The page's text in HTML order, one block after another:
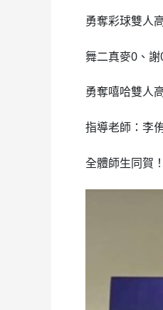
勇奪彩球雙人
舞二真麥0、
勇奪嘻哈雙人
指導老師：李
全體師生同賀